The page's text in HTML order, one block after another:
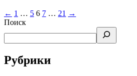
← 1 … 5 6 7 … 21 →
Поиск
Рубрики